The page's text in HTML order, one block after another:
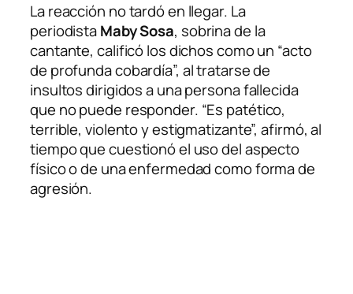
La reacción no tardó en llegar. La
periodistaMaby Sosa, sobrina de la
cantante, calificó los dichos como un “acto
de profunda cobardía”, al tratarse de
insultos dirigidos a una persona fallecida
que no puede responder. “Es patético,
terrible, violento y estigmatizante”, afirmó, al
tiempo que cuestionó el uso del aspecto
físico o de una enfermedad como forma de
agresión.